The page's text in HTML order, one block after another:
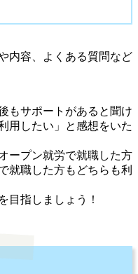
内容、よくある質問など
もサポートがあると聞け
用したい」と感想をいた
ープン就労で就職した方
就職した方もどちらも利
目指しましょう！